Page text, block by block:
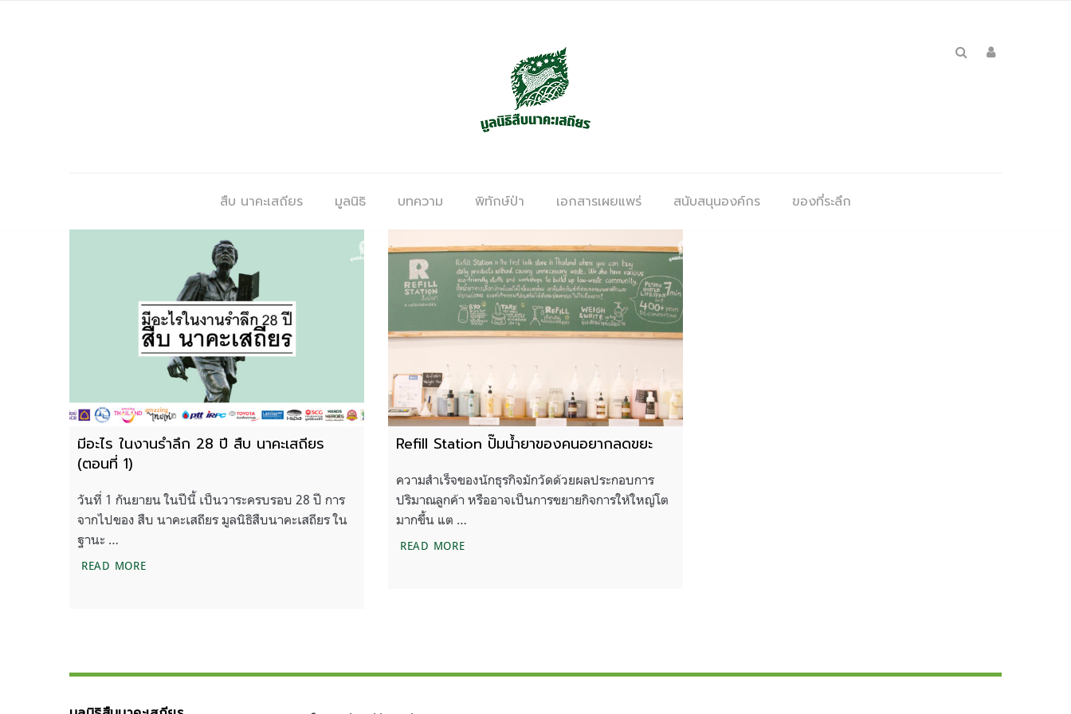
สืบ นาคะเสถียร มูลนิธิ บทความ พิทักษ์ป่า เอกสารเผยแพร่ สนับสนุนองค์กร ของที่ระลึก
มีอะไร ในงานรำลึก 28 ปี สืบ นาคะเสถียร
(ตอนที่ 1)
วันที่ 1 กันยายน ในปีนี้ เป็นวาระครบรอบ 28 ปี การ
จากไปของ สืบ นาคะเสถียร มูลนิธิสืบนาคะเสถียร ใน
ฐานะ …
READ MOREมีอะไร ในงานรำลึก 28 ปี สืบ นาคะเสถียร (ตอนที่ 1)
Refill Station ปั๊มน้ำยาของคนอยากลดขยะ
ความสำเร็จของนักธุรกิจมักวัดด้วยผลประกอบการ
ปริมาณลูกค้า หรืออาจเป็นการขยายกิจการให้ใหญ่โต
มากขึ้น แต …
READ MOREREFILL STATION ปั๊มน้ำยาของคนอยากลดขยะ